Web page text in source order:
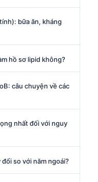
bữa ăn, kháng
hồ sơ lipid không?
câu chuyện về các
nhất đối với nguy
so với năm ngoái?